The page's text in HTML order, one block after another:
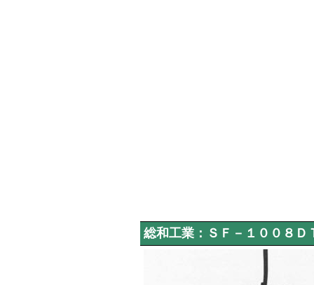
総和工業：ＳＦ－１００８